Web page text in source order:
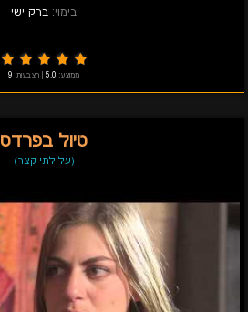
בימוי: ברק ישי
ממוצע: 5.0 הצבעות: 9
טיול בפרדס
(עלילתי קצר)